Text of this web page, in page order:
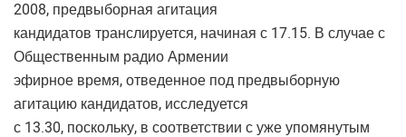
2008, предвыборная агитация
кандидатов транслируется, начиная с 17.15. В случае с
Общественным радио Армении
эфирное время, отведенное под предвыборную
агитацию кандидатов, исследуется
с 13.30, поскольку, в соответствии с уже упомянутым